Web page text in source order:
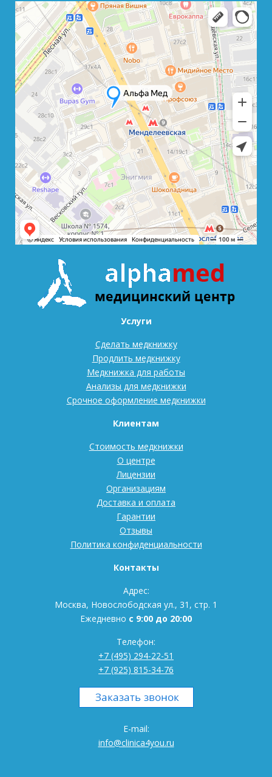
Услуги
Сделать медкнижку
Продлить медкнижку
Медкнижка для работы
Анализы для медкнижки
Срочное оформление медкнижки
Клиентам
Стоимость медкнижки
О центре
Лицензии
Организациям
Доставка и оплата
Гарантии
Отзывы
Политика конфиденциальности
Контакты
Адрес:
Москва, Новослободская ул., 31, стр. 1
Ежедневно с 9:00 до 20:00
Телефон:
+7 (495) 294-22-51
+7 (925) 815-34-76
E-mail:
info@clinica4you.ru